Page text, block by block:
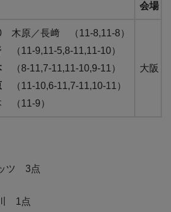
会場
木原／長﨑 （11-8,11-8）
11-9,11-5,8-11,11-10）
（8-11,7-11,11-10,9-11）
（11-10,6-11,7-11,10-11）
11-9）
大阪
ツ 3点
川 1点